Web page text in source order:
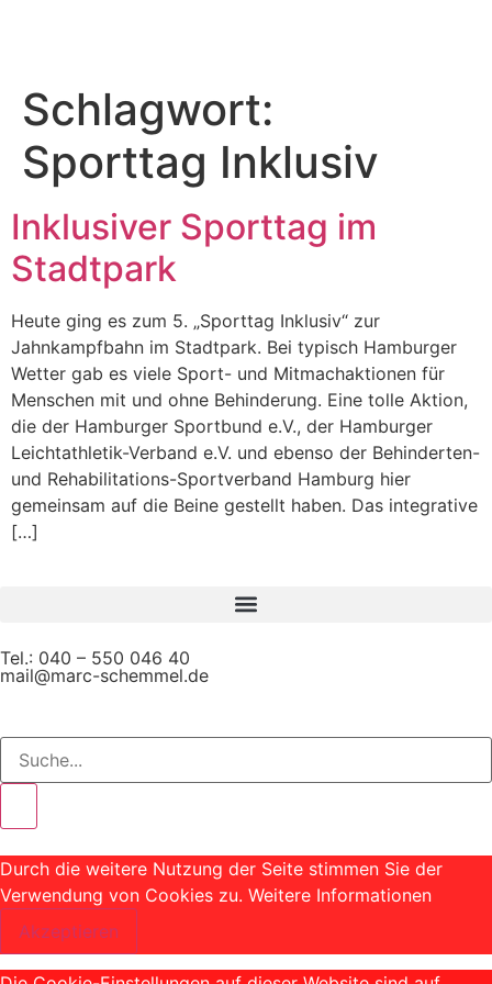
Schlagwort:
Sporttag Inklusiv
Inklusiver Sporttag im
Stadtpark
Heute ging es zum 5. „Sporttag Inklusiv“ zur
Jahnkampfbahn im Stadtpark. Bei typisch Hamburger
Wetter gab es viele Sport- und Mitmachaktionen für
Menschen mit und ohne Behinderung. Eine tolle Aktion,
die der Hamburger Sportbund e.V., der Hamburger
Leichtathletik-Verband e.V. und ebenso der Behinderten-
und Rehabilitations-Sportverband Hamburg hier
gemeinsam auf die Beine gestellt haben. Das integrative
[…]
Tel.: 040 – 550 046 40
mail@marc-schemmel.de
Durch die weitere Nutzung der Seite stimmen Sie der
Verwendung von Cookies zu. Weitere Informationen
Akzeptieren